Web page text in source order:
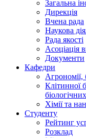
Загальна
Дирекція
Вчена рада
Наукова
Рада якості
Асоціація
Документи
Кафедри
Агрономії,
Клітинної
Хімії та
Студенту
Рейтинг
Розклад